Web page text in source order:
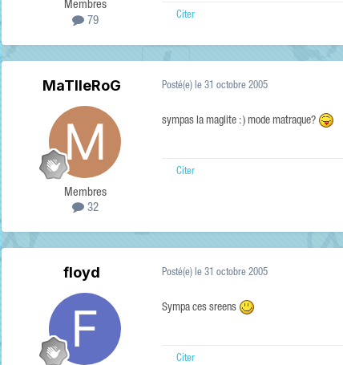
Membres
79
Citer
MaTlleRoG
Membres
32
Posté(e) le 31 octobre 2005
sympas la maglite : ) mode matraque?
Citer
floyd Posté(e) le 31 octobre 2005
Sympa ces sreens
Citer